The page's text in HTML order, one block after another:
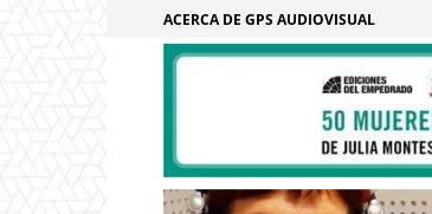
ACERCA DE GPS AUDIOVISUAL